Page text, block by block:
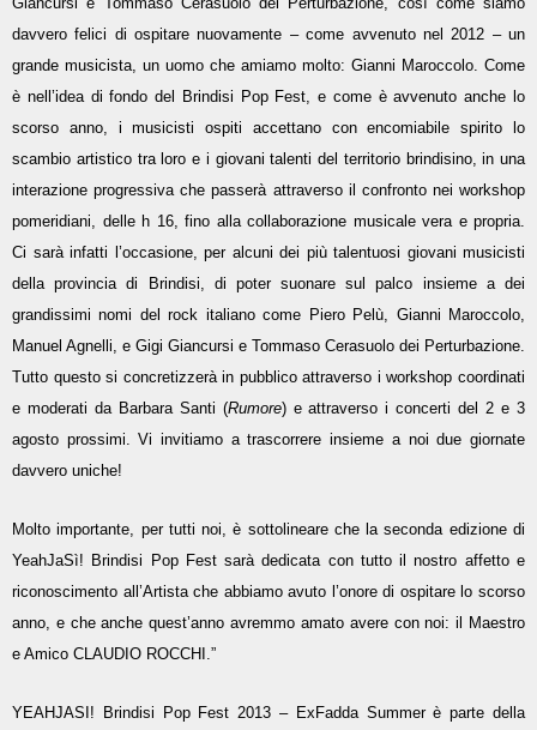
davvero felici di ospitare nuovamente – come avvenuto nel 2012 – un
grande musicista, un uomo che amiamo molto: Gianni Maroccolo. Come
è nell’idea di fondo del Brindisi Pop Fest, e come è avvenuto anche lo
scorso anno, i musicisti ospiti accettano con encomiabile spirito lo
scambio artistico tra loro e i giovani talenti del territorio brindisino, in una
interazione progressiva che passerà attraverso il confronto nei workshop
pomeridiani, delle h 16, fino alla collaborazione musicale vera e propria.
Ci sarà infatti l’occasione, per alcuni dei più talentuosi giovani musicisti
della provincia di Brindisi, di poter suonare sul palco insieme a dei
grandissimi nomi del rock italiano come Piero Pelù, Gianni Maroccolo,
Manuel Agnelli, e Gigi Giancursi e Tommaso Cerasuolo dei Perturbazione.
Tutto questo si concretizzerà in pubblico attraverso i workshop coordinati
e moderati da Barbara Santi (Rumore) e attraverso i concerti del 2 e 3
agosto prossimi. Vi invitiamo a trascorrere insieme a noi due giornate
davvero uniche!
Molto importante, per tutti noi, è sottolineare che la seconda edizione di
YeahJaSì! Brindisi Pop Fest sarà dedicata con tutto il nostro affetto e
riconoscimento all’Artista che abbiamo avuto l’onore di ospitare lo scorso
anno, e che anche quest’anno avremmo amato avere con noi: il Maestro
e Amico CLAUDIO ROCCHI.”
YEAHJASI! Brindisi Pop Fest 2013 – ExFadda Summer è parte della